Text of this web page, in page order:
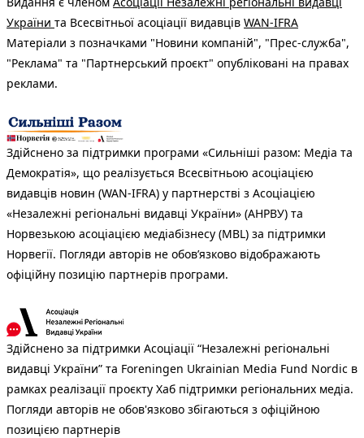
України та Всесвітньої асоціації видавців WAN-IFRA
Матеріали з позначками "Новини компаній", "Прес-служба",
"Реклама" та "Партнерський проєкт" опубліковані на правах
реклами.
Здійснено за підтримки програми «Сильніші разом: Медіа та
Демократія», що реалізується Всесвітньою асоціацією
видавців новин (WAN-IFRA) у партнерстві з Асоціацією
«Незалежні регіональні видавці України» (АНРВУ) та
Норвезькою асоціацією медіабізнесу (MBL) за підтримки
Норвегії. Погляди авторів не обов’язково відображають
офіційну позицію партнерів програми.
Здійснено за підтримки Асоціації “Незалежні регіональні
видавці України” та Foreningen Ukrainian Media Fund Nordic в
рамках реалізації проєкту Хаб підтримки регіональних медіа.
Погляди авторів не обов'язково збігаються з офіційною
позицією партнерів